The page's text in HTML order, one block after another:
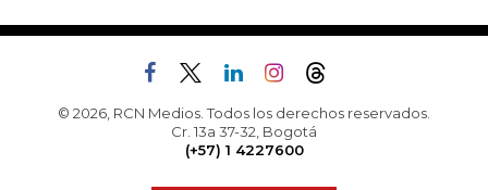
© 2026, RCN Medios. Todos los derechos reservados.
Cr. 13a 37-32, Bogotá
(+57) 1 4227600